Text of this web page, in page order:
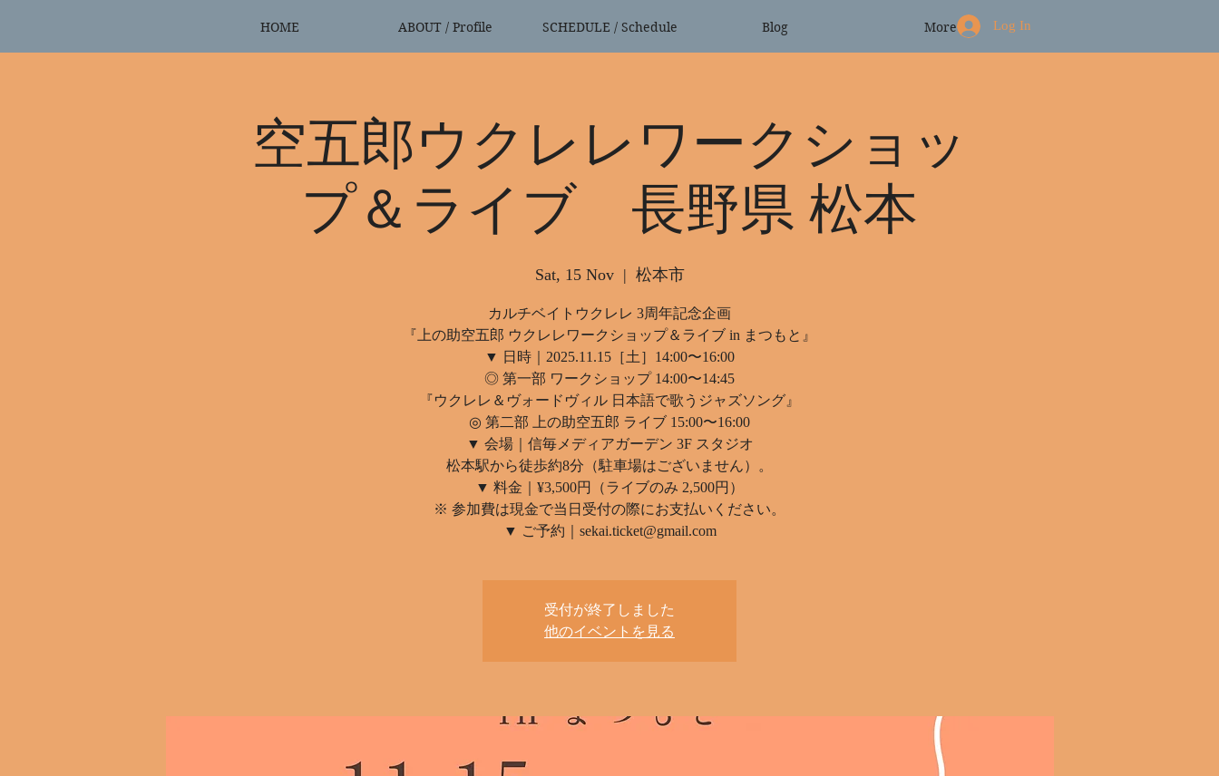
HOME ABOUT / Profile SCHEDULE / Schedule Blog More Log In
空五郎ウクレレワークショッ
プ＆ライブ 長野県 松本
Sat, 15 Nov
  |
松本市
カルチベイトウクレレ 3周年記念企画
『上の助空五郎 ウクレレワークショップ＆ライブ in まつもと』
▼ 日時｜2025.11.15［土］14:00〜16:00
◎ 第一部 ワークショップ 14:00〜14:45
『ウクレレ＆ヴォードヴィル 日本語で歌うジャズソング』
◎ 第二部 上の助空五郎 ライブ 15:00〜16:00
▼ 会場｜信毎メディアガーデン 3F スタジオ
松本駅から徒歩約8分（駐車場はございません）。
▼ 料金｜¥3,500円（ライブのみ 2,500円）
※ 参加費は現金で当日受付の際にお支払いください。
▼ ご予約｜sekai.ticket@gmail.com
受付が終了しました
他のイベントを見る